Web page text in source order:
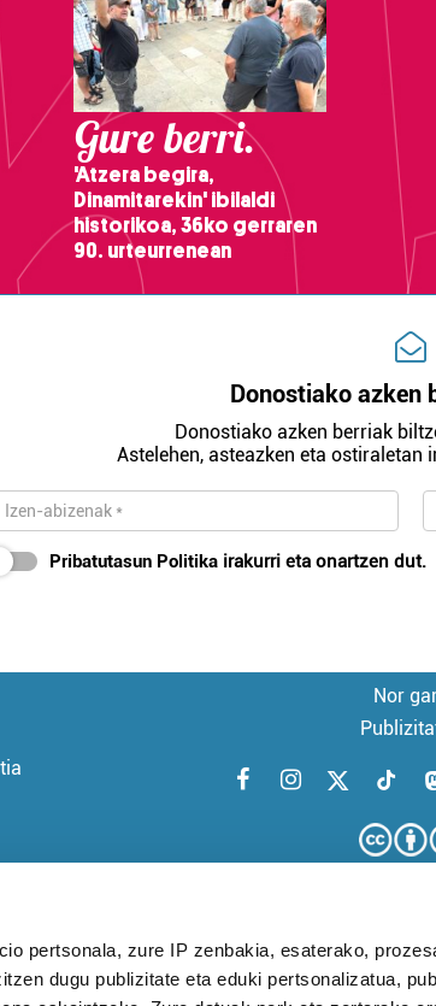
pertsonala, zure IP zenbakia, esaterako,
dugu publizitate eta eduki pertsonalizatua,
Gure berri.
'Atzera begira,
Dinamitarekin' ibilaldi
historikoa, 36ko gerraren
90. urteurrenean
Donostiako azken
Donostiako azken berriak
Astelehen, asteazken eta ostiraletan
Pribatutasun Politika irakurri eta onartzen dut.
Nor
KUDEAKETA